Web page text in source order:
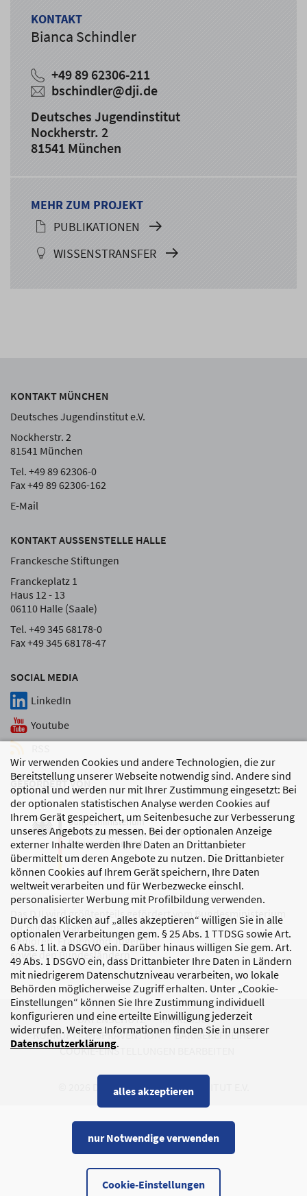
Wir verwenden Cookies und andere Technologien, die zur
Bereitstellung unserer Webseite notwendig sind. Andere sind
optional und werden nur mit Ihrer Zustimmung eingesetzt: Bei
der optionalen statistischen Analyse werden Cookies auf
Ihrem Gerät gespeichert, um Seitenbesuche zur Verbesserung
unseres Angebots zu messen. Bei der optionalen Anzeige
externer Inhalte werden Ihre Daten an Drittanbieter
übermittelt um deren Angebote zu nutzen. Die Drittanbieter
können Cookies auf Ihrem Gerät speichern, Ihre Daten
weltweit verarbeiten und für Werbezwecke einschl.
personalisierter Werbung mit Profilbildung verwenden.
Durch das Klicken auf „alles akzeptieren“ willigen Sie in alle
optionalen Verarbeitungen gem. § 25 Abs. 1 TTDSG sowie Art.
6 Abs. 1 lit. a DSGVO ein. Darüber hinaus willigen Sie gem. Art.
49 Abs. 1 DSGVO ein, dass Drittanbieter Ihre Daten in Ländern
mit niedrigerem Datenschutzniveau verarbeiten, wo lokale
Behörden möglicherweise Zugriff erhalten. Unter „Cookie-
Einstellungen“ können Sie Ihre Zustimmung individuell
konfigurieren und eine erteilte Einwilligung jederzeit
widerrufen. Weitere Informationen finden Sie in unserer
Datenschutzerklärung.
Cookie-Einstellungen
alles akzeptieren
nur Notwendige verwenden
KONTAKT
Bianca Schindler
+49 89 62306-211
bschindler@dji.de
Deutsches Jugendinstitut
Nockherstr. 2
81541 München
MEHR ZUM PROJEKT
PUBLIKATIONEN
WISSENSTRANSFER
SOCIAL MEDIA
LinkedIn
Youtube
KONTAKT MÜNCHEN
Deutsches Jugendinstitut e.V.
Nockherstr. 2
81541 München
Tel. +49 89 62306-0
Fax +49 89 62306-162
E-Mail
KONTAKT AUSSENSTELLE HALLE
Franckesche Stiftungen
Franckeplatz 1
Haus 12 - 13
06110 Halle (Saale)
Tel. +49 345 68178-0
Fax +49 345 68178-47
GEFÖRDERT VON
Das DJI wird größtenteils gefördert vom Bundesministerium
für Bildung, Familie,
Senioren, Frauen und Jugend
sowie den Bundesländern.
DATENSCHUTZ
IMPRESSUM
KORRUPTIONSPRÄVENTION
BARRIEREFREIHEIT
COOKIE-EINSTELLUNGEN BEARBEITEN
© 2026 DEUTSCHES JUGENDINSTITUT E.V.